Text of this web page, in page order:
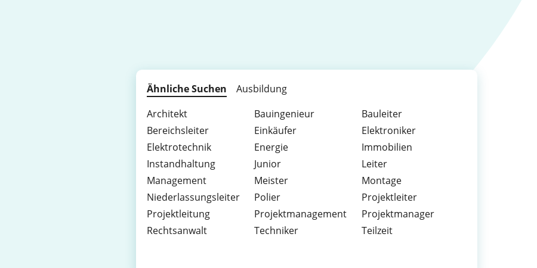
Ähnliche Suchen
Ausbildung
Architekt
Bauingenieur
Bauleiter
Bereichsleiter
Einkäufer
Elektroniker
Elektrotechnik
Energie
Immobilien
Instandhaltung
Junior
Leiter
Management
Meister
Montage
Niederlassungsleiter
Polier
Projektleiter
Projektleitung
Projektmanagement
Projektmanager
Rechtsanwalt
Techniker Teilzeit